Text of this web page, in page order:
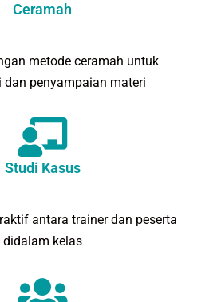
Ceramah
metode ceramah untuk
dan penyampaian materi
Studi Kasus
antara trainer dan peserta
didalam kelas